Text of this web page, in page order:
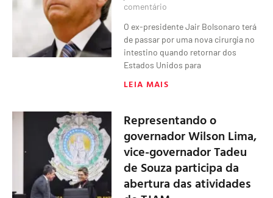
comentário
O ex-presidente Jair Bolsonaro terá
de passar por uma nova cirurgia no
intestino quando retornar dos
Estados Unidos para
LEIA MAIS
Representando o
governador Wilson Lima,
vice-governador Tadeu
de Souza participa da
abertura das atividades